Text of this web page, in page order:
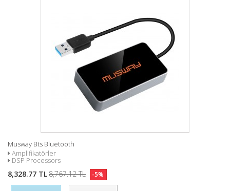
Musway Bts Bluetooth
Amplifikatörler
DSP Processors
8,328.77 TL8,767.12 TL -5%